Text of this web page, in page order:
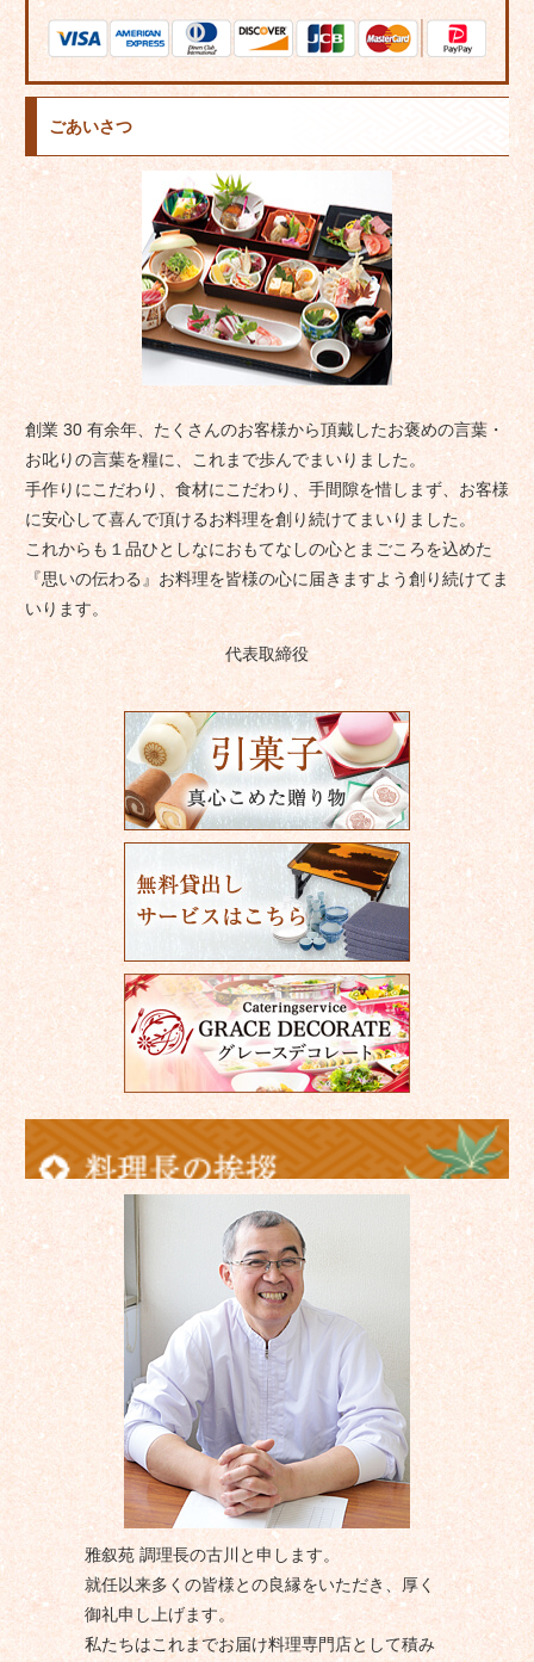
ごあいさつ
創業 30 有余年、たくさんのお客様から頂戴したお褒めの言葉・
お叱りの言葉を糧に、これまで歩んでまいりました。
手作りにこだわり、食材にこだわり、手間隙を惜しまず、お客様
に安心して喜んで頂けるお料理を創り続けてまいりました。
これからも１品ひとしなにおもてなしの心とまごころを込めた
『思いの伝わる』お料理を皆様の心に届きますよう創り続けてま
いります。
代表取締役
雅叙苑 調理長の古川と申します。
就任以来多くの皆様との良縁をいただき、厚く
御礼申し上げます。
私たちはこれまでお届け料理専門店として積み